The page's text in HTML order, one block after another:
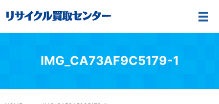
メ
IMG_CA73AF9C5179-1